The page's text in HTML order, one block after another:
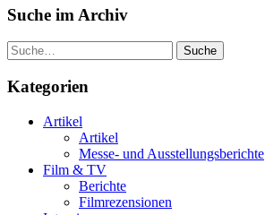
Suche im Archiv
Suche
Kategorien
Artikel
Artikel
Messe- und Ausstellungsberichte
Film & TV
Berichte
Filmrezensionen